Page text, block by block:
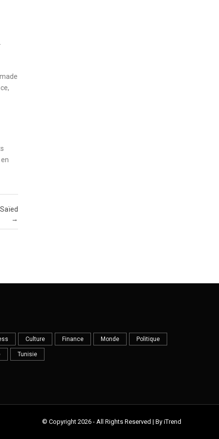
→
Culture Finance Monde Politique
Tunisie
© Copyright 2026 - All Rights Reserved | By iTrend